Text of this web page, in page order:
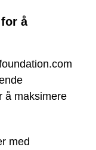
å
å maksimere
med